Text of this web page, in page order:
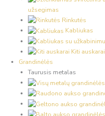
užsegimas
Rinkutės
Kabliukas
Kiti auskarai
Grandinėlės
Taurusis metalas